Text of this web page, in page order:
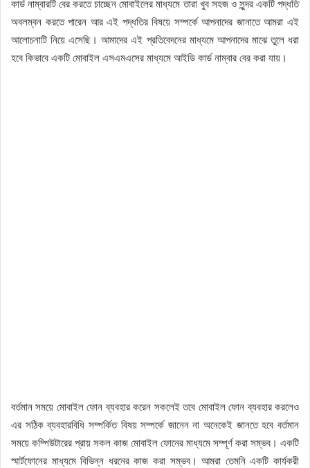
কার্ড নাম্বারটি বের করতে চাচ্ছেন মোবাইলের মাধ্যমে তারা খুব সহজ ও সুন্দর একটি পদ্ধতি
অবলম্বন করতে পারেন আর এই পদ্ধতির বিষয়ে সম্পর্কে আপনাদের জানাতে আমরা এই
আলোচনাটি নিয়ে এসেছি। আমাদের এই প্রতিবেদনের মাধ্যমে আপনাদের মাঝে তুলে ধরা
হবে কিভাবে একটি মোবাইল এসএমএসের মাধ্যমে আইডি কার্ড নাম্বার বের করা যায়।
বর্তমান সময়ে মোবাইল ফোন ব্যবহার করেন সকলেই তবে মোবাইল ফোন ব্যবহার করলেও
এর সঠিক ব্যবহারবিধি সম্পর্কিত বিষয় সম্পর্কে জানেন না অনেকেই জানতে হবে বর্তমান
সময়ে কম্পিউটারের প্রায় সকল কাজ মোবাইল ফোনের মাধ্যমে সম্পূর্ণ করা সম্ভব। একটি
স্মার্টফোনের মাধ্যমে বিভিন্ন ধরনের কাজ করা সম্ভব। আমরা তেমনি একটি কার্যকরী